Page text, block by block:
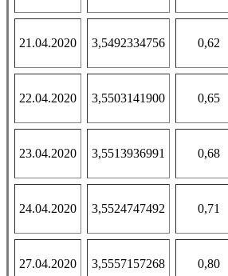
21.04.2020 3,5492334756 0,62
22.04.2020 3,5503141900 0,65
23.04.2020 3,5513936991 0,68
24.04.2020 3,5524747492 0,71
27.04.2020 3,5557157268 0,80